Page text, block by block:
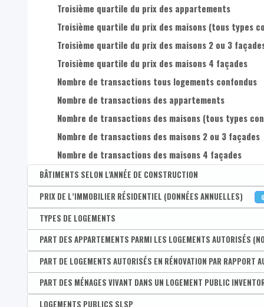
Troisième quartile du prix des appartements
Troisième quartile du prix des maisons (tous types
Troisième quartile du prix des maisons 2 ou 3
Troisième quartile du prix des maisons 4 façades
Nombre de transactions tous logements confondus
Nombre de transactions des appartements
Nombre de transactions des maisons (tous types
Nombre de transactions des maisons 2 ou 3 façades
Nombre de transactions des maisons 4 façades
BÂTIMENTS SELON L'ANNÉE DE CONSTRUCTION
Disponible par :Commune - Arrondissement - Province - Bassin EFE - Zone
Part des bâtiments érigés avant 1900
Part des bâtiments érigés entre 1900 et 1918
Part des bâtiments érigés entre 1919 et 1945
Part de bâtiments érigés entre 1946 et 1961
Part de bâtiments érigés entre 1962 et 1970
PRIX DE L’IMMOBILIER RÉSIDENTIEL (DONNÉES ANNUELLES)
Disponible par :Commune - Arrondissement - Province - Quartier
Prix médian tous logements confondus
Prix médian des appartements
Prix médian des maisons (tous types confondus)
Prix médian des maisons 2 ou 3 façades
TYPES DE LOGEMENTS
Disponible par :Commune - Arrondissement - Province - Bassin EFE -
Part de buildings et immeubles à appartements
Part de maisons de type fermés parmi les logements
Part de maisons de type demi-fermé s parmi les
PART DES APPARTEMENTS PARMI LES LOGEMENTS AUTORISÉS
Disponible par :Commune - Arrondissement - Province - Bassin EFE -
Part d'appartements parmi les logements autorisés
PART DE LOGEMENTS AUTORISÉS EN RÉNOVATION PAR RAPPORT
Disponible par :Commune - Arrondissement - Province - Bassin EFE - Zone
Part de logements autorisés en rénovation par
PART DES MÉNAGES VIVANT DANS UN LOGEMENT PUBLIC
LOGEMENTS PUBLICS SLSP